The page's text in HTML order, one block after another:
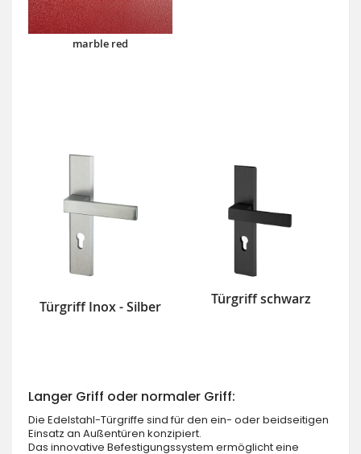
marble red
Türgriff Inox - Silber Türgriff schwarz
Langer Griff oder normaler Griff:
Die Edelstahl-Türgriffe sind für den ein- oder beidseitigen
Einsatz an Außentüren konzipiert.
Das innovative Befestigungssystem ermöglicht eine